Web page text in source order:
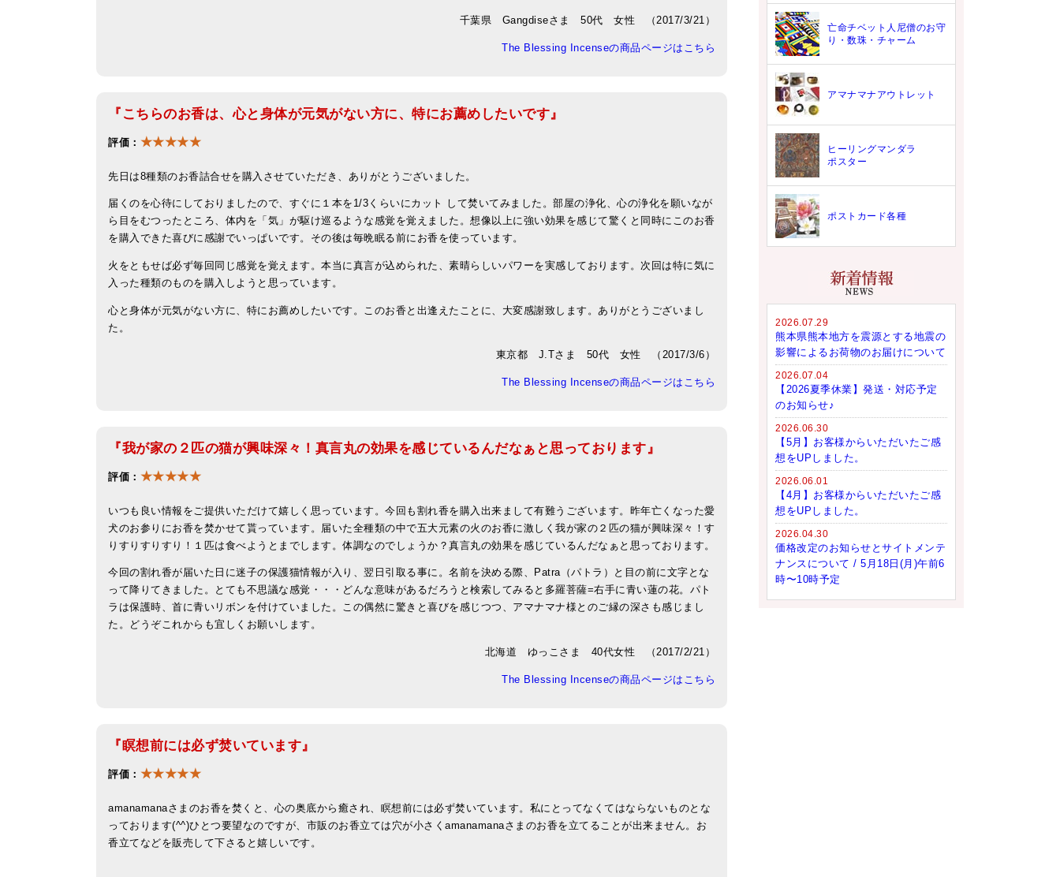
千葉県 Gangdiseさま 50代 女性 （2017/3/21）
The Blessing Incenseの商品ページはこちら
『こちらのお香は、心と身体が元気がない方に、特にお薦めしたいです』
評価： ★★★★★
先日は8種類のお香詰合せを購入させていただき、ありがとうございました。
届くのを心待にしておりましたので、すぐに１本を1/3くらいにカット して焚いてみました。部屋の浄化、心の浄化を願いなが
ら目をむつったところ、体内を「気」が駆け巡るような感覚を覚えました。想像以上に強い効果を感じて驚くと同時にこのお香
を購入できた喜びに感謝でいっぱいです。その後は毎晩眠る前にお香を使っています。
火をともせば必ず毎回同じ感覚を覚えます。本当に真言が込められた、素晴らしいパワーを実感しております。次回は特に気に
入った種類のものを購入しようと思っています。
心と身体が元気がない方に、特にお薦めしたいです。このお香と出逢えたことに、大変感謝致します。ありがとうございまし
た 。
東京都 J.Tさま 50代 女性 （2017/3/6）
The Blessing Incenseの商品ページはこちら
『我が家の２匹の猫が興味深々！真言丸の効果を感じているんだなぁと思っております』
評価： ★★★★★
いつも良い情報をご提供いただけて嬉しく思っています。今回も割れ香を購入出来まして有難うございます。昨年亡くなった愛
犬のお参りにお香を焚かせて貰っています。届いた全種類の中で五大元素の火のお香に激しく我が家の２匹の猫が興味深々！す
りすりすりすり！１匹は食べようとまでします。体調なのでしょうか？真言丸の効果を感じているんだなぁと思っております。
今回の割れ香が届いた日に迷子の保護猫情報が入り、翌日引取る事に。名前を決める際、Patra（パトラ）と目の前に文字とな
って降りてきました。とても不思議な感覚・・・どんな意味があるだろうと検索してみると多羅菩薩=右手に青い蓮の花。パト
ラは保護時、首に青いリボンを付けていました。この偶然に驚きと喜びを感じつつ、アマナマナ様とのご縁の深さも感じまし
た。どうぞこれからも宜しくお願いします 。
北海道 ゆっこさま 40代女性 （2017/2/21）
The Blessing Incenseの商品ページはこちら
『瞑想前には必ず焚いています』
評価： ★★★★★
amanamanaさまのお香を焚くと、心の奥底から癒され、瞑想前には必ず焚いています。私にとってなくてはならないものとな
っております(^^)ひとつ要望なのですが、市販のお香立ては穴が小さくamanamanaさまのお香を立てることが出来ません。お
香立てなどを販売して下さると嬉しいです。
亡命チベット人尼僧のお守
り・数珠・チャーム
アマナマナアウトレット
ヒーリングマンダラ
ポスター
ポストカード各種
2026.07.29
熊本県熊本地方を震源とする地震の
影響によるお荷物のお届けについて
2026.07.04
【2026夏季休業】発送・対応予定
のお知らせ♪
2026.06.30
【5月】お客様からいただいたご感
想をUPしました。
2026.06.01
【4月】お客様からいただいたご感
想をUPしました。
2026.04.30
価格改定のお知らせとサイトメンテ
ナンスについて / 5月18日(月)午前6
時〜10時予定